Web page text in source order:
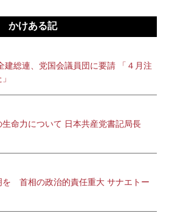
かけある記
建総連、党国会議員団に要請 「４月注
生命力について 日本共産党書記局長
を 首相の政治的責任重大 サナエトー